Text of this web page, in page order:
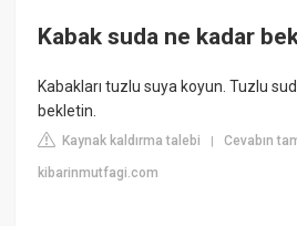
Kabak suda ne kadar
Kabakları tuzlu suya koyun. Tuzlu
bekletin.
Kaynak kaldırma talebi |Cevabın
kibarinmutfagi.com